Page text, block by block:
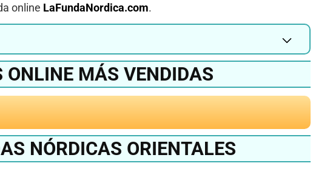
online LaFundaNordica.com.
ONLINE MÁS VENDIDAS
NÓRDICAS ORIENTALES